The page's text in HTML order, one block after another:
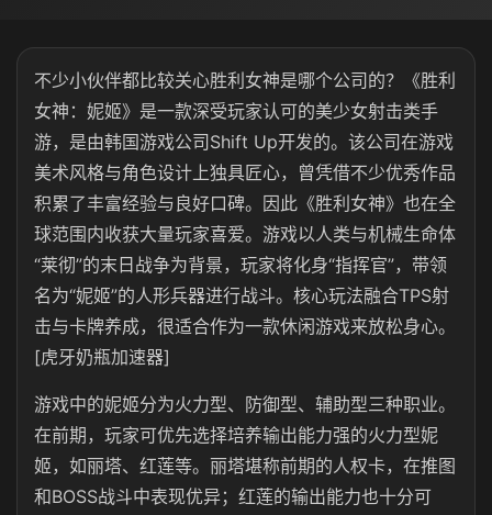
不少小伙伴都比较关心胜利女神是哪个公司的？《胜利
女神：妮姬》是一款深受玩家认可的美少女射击类手
游，是由韩国游戏公司Shift Up开发的。该公司在游戏
美术风格与角色设计上独具匠心，曾凭借不少优秀作品
积累了丰富经验与良好口碑。因此《胜利女神》也在全
球范围内收获大量玩家喜爱。游戏以人类与机械生命体
“莱彻”的末日战争为背景，玩家将化身“指挥官”，带领
名为“妮姬”的人形兵器进行战斗。核心玩法融合TPS射
击与卡牌养成，很适合作为一款休闲游戏来放松身心。
[虎牙奶瓶加速器]
游戏中的妮姬分为火力型、防御型、辅助型三种职业。
在前期，玩家可优先选择培养输出能力强的火力型妮
姬，如丽塔、红莲等。丽塔堪称前期的人权卡，在推图
和BOSS战斗中表现优异；红莲的输出能力也十分可